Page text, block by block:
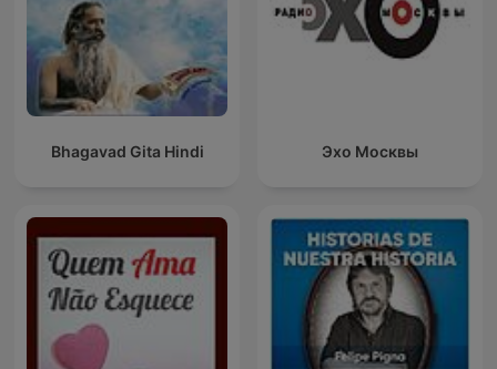
Bhagavad Gita Hindi Эхо Москвы